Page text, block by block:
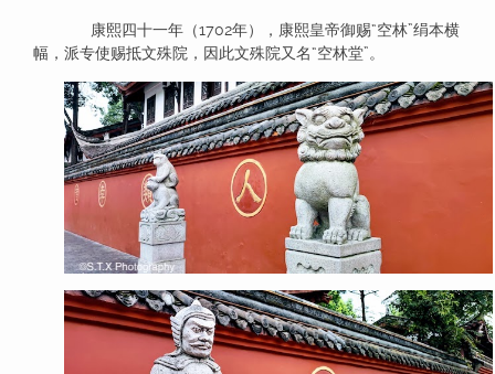
康熙四十一年（1702年），康熙皇帝御赐“空林”绢本横
幅，派专使赐抵文殊院，因此文殊院又名“空林堂”。